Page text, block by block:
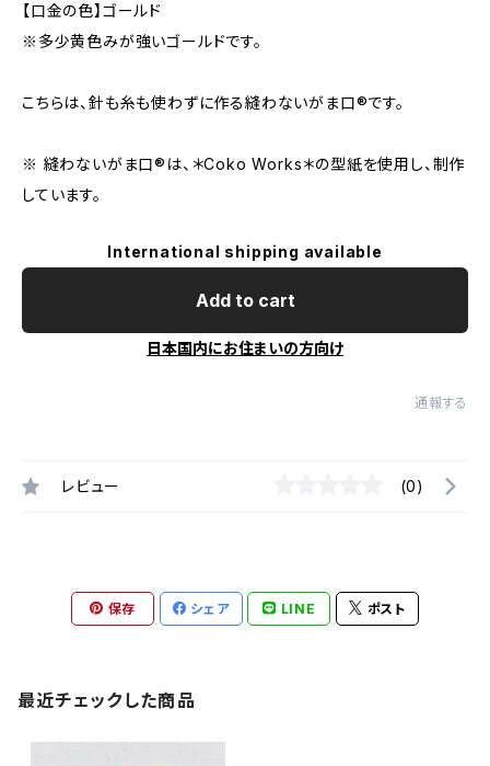
【口金の色】ゴールド
※多少黄色みが強いゴールドです。
こちらは、針も糸も使わずに作る縫わないがま口®︎です。
※ 縫わないがま口®︎は、＊Coko Works＊の型紙を使用し、制作
しています。
International shipping available
Add to cart
日本国内にお住まいの方向け
通報する
レビュー (0)
保存 シェア LINE ポスト
最近チェックした商品